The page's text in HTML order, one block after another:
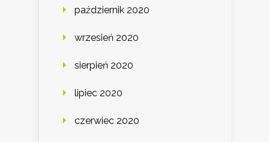
październik 2020
wrzesień 2020
sierpień 2020
lipiec 2020
czerwiec 2020